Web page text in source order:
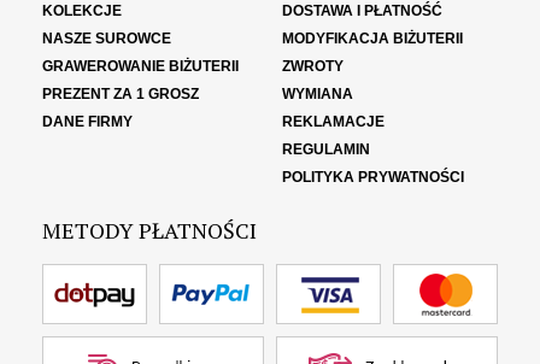
KOLEKCJE
NASZE SUROWCE
GRAWEROWANIE BIŻUTERII
PREZENT ZA 1 GROSZ
DANE FIRMY
DOSTAWA I PŁATNOŚĆ
MODYFIKACJA BIŻUTERII
ZWROTY
WYMIANA
REKLAMACJE
REGULAMIN
POLITYKA PRYWATNOŚCI
METODY PŁATNOŚCI